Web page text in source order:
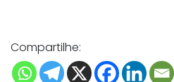
Compartilhe: